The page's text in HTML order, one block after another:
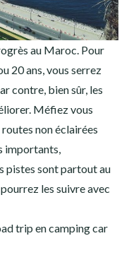
au Maroc. Pour
20 ans, vous serrez
contre, bien sûr, les
Méfiez vous
non éclairées
importants,
pistes sont partout au
les suivre avec
trip en camping car